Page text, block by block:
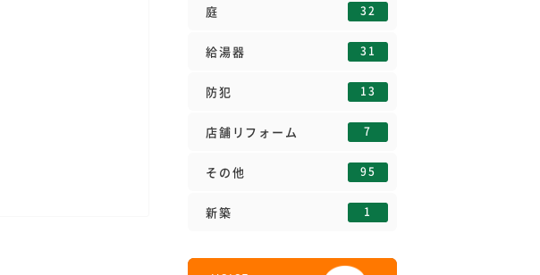
庭 32
給湯器 31
防犯 13
店舗リフォーム 7
その他 95
新築 1